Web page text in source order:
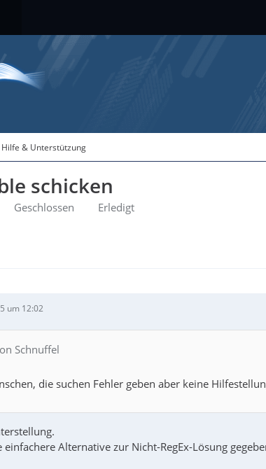
Hilfe & Unterstützung
schicken
Geschlossen Erledigt
um 12:02
Schnuffel
die suchen Fehler geben aber keine
einfachere Alternative zur Nicht-RegEx-Lösung